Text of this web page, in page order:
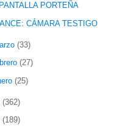
PORTEÑA
CÁMARA TESTIGO
(33)
(27)
(25)
(362)
(189)